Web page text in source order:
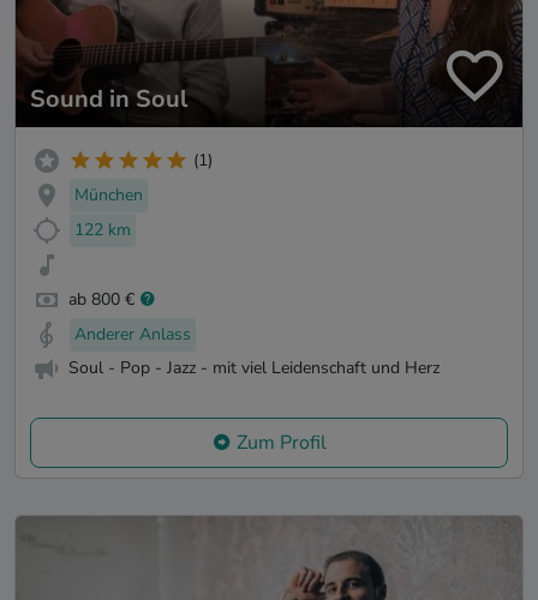
Sound in Soul
(1)
München
122 km
ab 800 €
Anderer Anlass
Soul - Pop - Jazz - mit viel Leidenschaft und Herz
Zum Profil